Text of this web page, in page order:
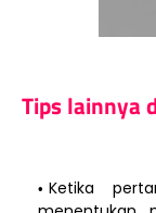
Tips lainnya
Ketika